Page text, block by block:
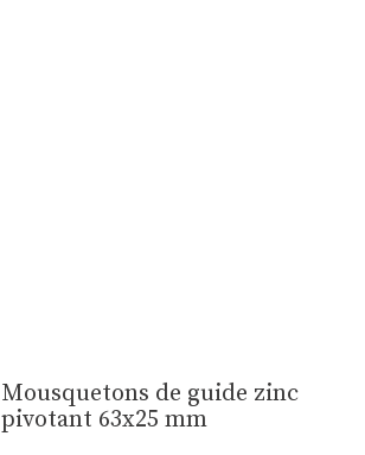
Mousquetons de guide zinc
pivotant 63x25 mm